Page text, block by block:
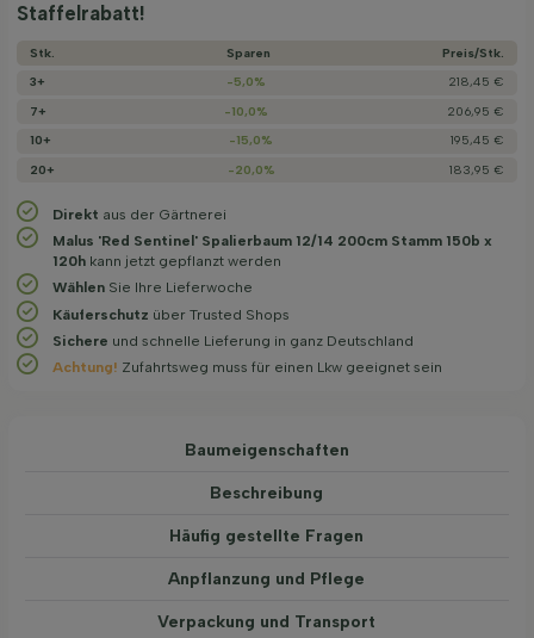
Staffelrabatt!
Stk. Sparen
Preis/­Stk.
3+
-5,0%
218,45 €
7+
-10,0%
206,95 €
10+
-15,0%
195,45 €
20+
-20,0% 183,95 €
Direkt aus der Gärtnerei
Malus 'Red Sentinel' Spalierbaum 12/14 200cm Stamm 150b x
120h kann jetzt gepflanzt werden
Wählen Sie Ihre Lieferwoche
Käuferschutz über Trusted Shops
Sichere und schnelle Lieferung in ganz Deutschland
Achtung! Zufahrtsweg muss für einen Lkw geeignet sein
Baum­eigen­schaften
Beschreibung
Häufig gestellte Fragen
Anpflanzung und Pflege
Verpackung und Transport